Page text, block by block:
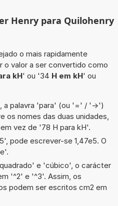
Henry para Quilohenry
o mais rapidamente
o valor a ser convertido como
kH' ou '34 H em kH' ou
a palavra 'para' (ou '=' / '->')
os nomes das duas unidades,
vez de '78 H para kH'.
pode escrever-se 1,47e5. O
e 'cúbico', o carácter
'^2' e '^3'. Assim, os
podem ser escritos cm2 em